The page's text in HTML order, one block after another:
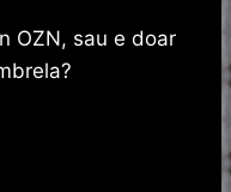
OZN, sau e doar